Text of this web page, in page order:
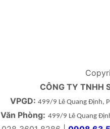
CÔNG TY TNHH
VPGD: 499/9 Lê Quang Định,
Văn Phòng: 499/9 Lê Quang